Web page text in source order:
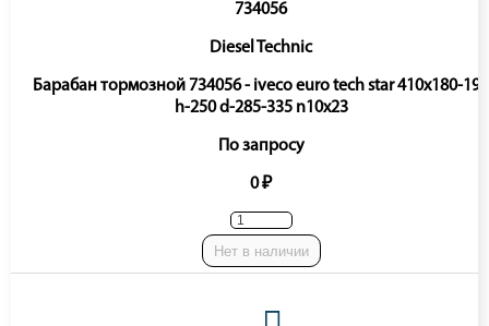
734056
Diesel Technic
Барабан тормозной 734056 - iveco euro tech star 410x180-193
h-250 d-285-335 n10x23
По запросу
0 ₽
Нет в наличии